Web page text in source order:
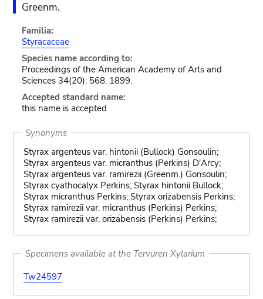
Greenm.
Familia:
Styracaceae
Species name according to:
Proceedings of the American Academy of Arts and
Sciences 34(20): 568. 1899.
Accepted standard name:
this name is accepted
Synonyms
Styrax argenteus var. hintonii (Bullock) Gonsoulin;
Styrax argenteus var. micranthus (Perkins) D'Arcy;
Styrax argenteus var. ramirezii (Greenm.) Gonsoulin;
Styrax cyathocalyx Perkins; Styrax hintonii Bullock;
Styrax micranthus Perkins; Styrax orizabensis Perkins;
Styrax ramirezii var. micranthus (Perkins) Perkins;
Styrax ramirezii var. orizabensis (Perkins) Perkins;
Specimens available at the Tervuren Xylarium
Tw24597